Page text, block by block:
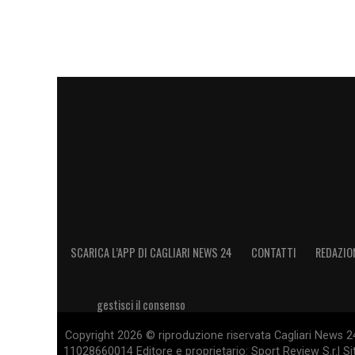
SCARICA L’APP DI CAGLIARI NEWS 24 CONTATTI
gestisci il consenso
Copyright 2026 © riproduzione riservata Cagliari News
11028660014 Editore e proprietario: Sport Review S.r.l